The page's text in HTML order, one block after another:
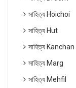
সাহিত্য Hoichoi
সাহিত্য Hut
সাহিত্য Kanchan
সাহিত্য Marg
সাহিত্য Mehfil